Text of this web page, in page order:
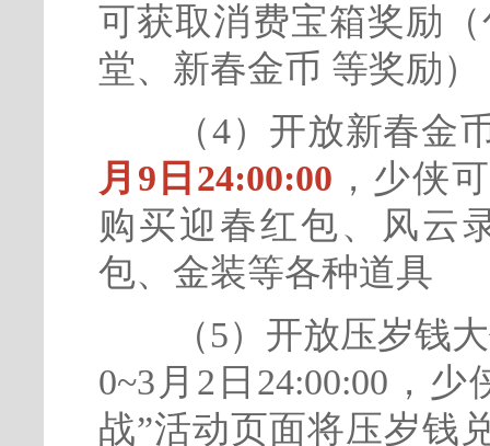
可获取消费宝箱奖励
堂、新春金币 等奖励）
（4）开放新春金
月9日24:00:00 ，少侠
购买迎春红包、风云
包、金装等各种道具
（5）开放压岁钱大
0~3月2日24:00:00，
战”活动页面将压岁钱